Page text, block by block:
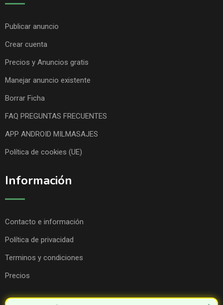
Publicar anuncio
Crear cuenta
Precios y Anuncios gratis
Manejar anuncio existente
Borrar Ficha
FAQ PREGUNTAS FRECUENTES
APP ANDROID MILMASAJES
Política de cookies (UE)
Información
Contacto e información
Política de privacidad
Terminos y condiciones
Precios